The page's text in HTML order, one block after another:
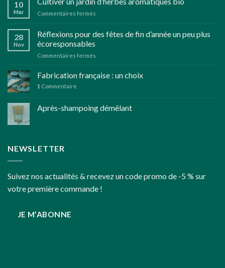
10
Mar Commentaires fermés
jardin
28
Nov
Réflexions pour des fêtes de fin d’année un peu plus
écoresponsables
Commentaires fermés
pour
des
fin
d’année
Fabrication française : un choix
1 Commentaire
Après-shampoing démêlant
NEWSLETTER
Suivez nos actualités & recevez un code promo de -5 % sur
votre première commande !
JE M’ABONNE